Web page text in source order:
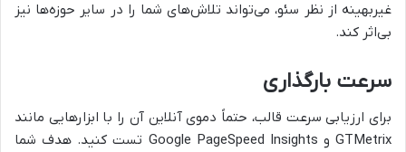
غیربهینه از نظر سئو، می‌تواند تلاش‌های شما را در سایر حوزه‌ها نیز
بی‌اثر کند.
سرعت بارگذاری
برای ارزیابی سرعت قالب، حتماً دموی آنلاین آن را با ابزارهایی مانند
GTMetrix و Google PageSpeed Insights تست کنید. هدف شما